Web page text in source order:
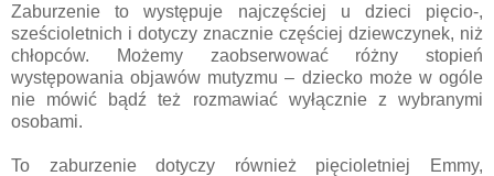
Zaburzenie to występuje najczęściej u dzieci pięcio-,
sześcioletnich i dotyczy znacznie częściej dziewczynek, niż
chłopców. Możemy zaobserwować różny stopień
występowania objawów mutyzmu – dziecko może w ogóle
nie mówić bądź też rozmawiać wyłącznie z wybranymi
osobami.
To zaburzenie dotyczy również pięcioletniej Emmy,